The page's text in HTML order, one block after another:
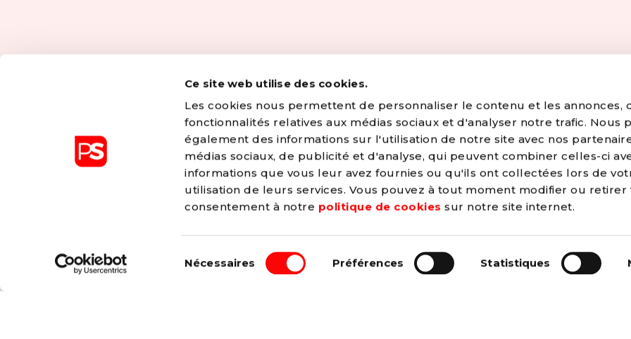
Ce site web utilise des cookies.
Les cookies nous permettent de personnaliser le contenu et les annonces,
fonctionnalités relatives aux médias sociaux et d'analyser notre trafic. Nous
également des informations sur l'utilisation de notre site avec nos
médias sociaux, de publicité et d'analyse, qui peuvent combiner celles-ci
informations que vous leur avez fournies ou qu'ils ont collectées lors de
utilisation de leurs services. Vous pouvez à tout moment modifier ou retirer
consentement à notre politique de cookies sur notre site internet.
du
Nécessaires Préférences Statistiques
Les valeurs d’égalité, de fraternité, de solidarité, de justice et de
liberté sont à l’origine de tous les combats menés par le PS.
OUI, JE